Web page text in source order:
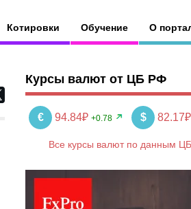
Котировки Обучение О
Курсы валют от ЦБ РФ
€ 94.84₽ +0.78 $ 82.17₽
Все курсы валют по данным